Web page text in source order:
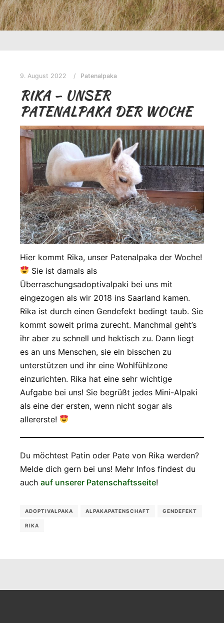
9. August 2022 Patenalpaka
RIKA – UNSER
PATENALPAKA DER WOCHE
Hier kommt Rika, unser Patenalpaka der Woche!
Sie ist damals als
Überraschungsadoptivalpaki bei uns mit
eingezogen als wir 2018 ins Saarland kamen.
Rika ist durch einen Gendefekt bedingt taub. Sie
kommt soweit prima zurecht. Manchmal geht’s
ihr aber zu schnell und hektisch zu. Dann liegt
es an uns Menschen, sie ein bisschen zu
unterstützen und ihr eine Wohlfühlzone
einzurichten. Rika hat eine sehr wichtige
Aufgabe bei uns! Sie begrüßt jedes Mini-Alpaki
als eine der ersten, wenn nicht sogar als
allererste!
Du möchtest Patin oder Pate von Rika werden?
Melde dich gern bei uns! Mehr Infos findest du
auch auf unserer Patenschaftsseite!
ADOPTIVALPAKA ALPAKAPATENSCHAFT GENDEFEKT
RIKA